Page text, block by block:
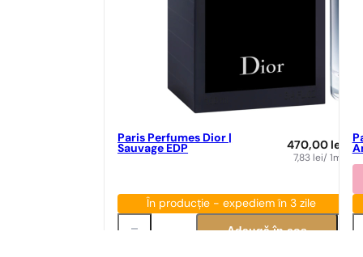
Paris Perfumes Dior |
Sauvage EDP
470,00 lei
7,83 lei/ 1ml
În producție - expediem în 3 zile
Adaugă în coș